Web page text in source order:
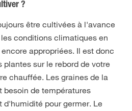
?
être cultivées à l'avance
conditions climatiques en
appropriées. Il est donc
sur le rebord de votre
chauffée. Les graines de la
besoin de températures
d'humidité pour germer. Le